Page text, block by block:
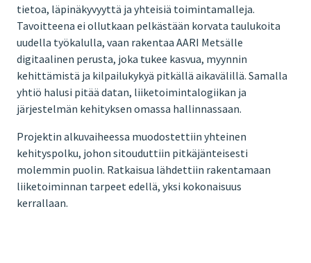
tietoa, läpinäkyvyyttä ja yhteisiä toimintamalleja.
Tavoitteena ei ollutkaan pelkästään korvata taulukoita
uudella työkalulla, vaan rakentaa AARI Metsälle
digitaalinen perusta, joka tukee kasvua, myynnin
kehittämistä ja kilpailukykyä pitkällä aikavälillä. Samalla
yhtiö halusi pitää datan, liiketoimintalogiikan ja
järjestelmän kehityksen omassa hallinnassaan.
Projektin alkuvaiheessa muodostettiin yhteinen
kehityspolku, johon sitouduttiin pitkäjänteisesti
molemmin puolin. Ratkaisua lähdettiin rakentamaan
liiketoiminnan tarpeet edellä, yksi kokonaisuus
kerrallaan.